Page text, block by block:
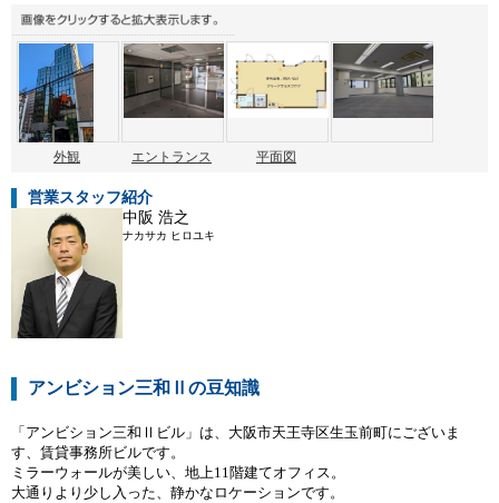
外観 エントランス 平面図
営業スタッフ紹介
中阪 浩之
ナカサカ ヒロユキ
アンビション三和Ⅱの豆知識
「アンビション三和Ⅱビル」は、大阪市天王寺区生玉前町にございま
す、賃貸事務所ビルです。
ミラーウォールが美しい、地上11階建てオフィス。
大通りより少し入った、静かなロケーションです。